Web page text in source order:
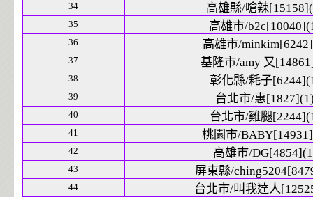
34 高雄縣/嗆辣
35 高雄市/
36 高雄市/
37 基隆市/amy 又
38 彰化縣/耗子
39 台北市/惠
40 台北市/雞腿
41 桃園市/
42 高雄市/
43 屏東縣/
44 台北市/叫我達人